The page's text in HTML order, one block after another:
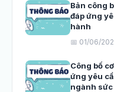
Bản công
đáp ứng
hành
📅 01/06/
Công bố
ứng yêu
ngành sức